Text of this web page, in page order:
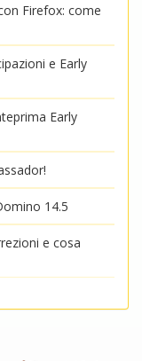
Firefox: come
e Early
Early
14.5
e cosa